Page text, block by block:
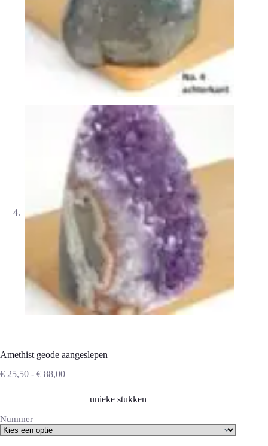
Amethist geode aangeslepen
€ 25,50 - € 88,00Prijsklasse:
€ 88,00
unieke stukken
Nummer